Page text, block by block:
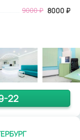
9000₽ 8000 ₽
22